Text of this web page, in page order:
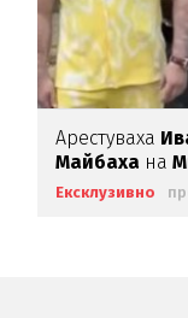
Арестуваха
Майбаха на
Ексклузивно